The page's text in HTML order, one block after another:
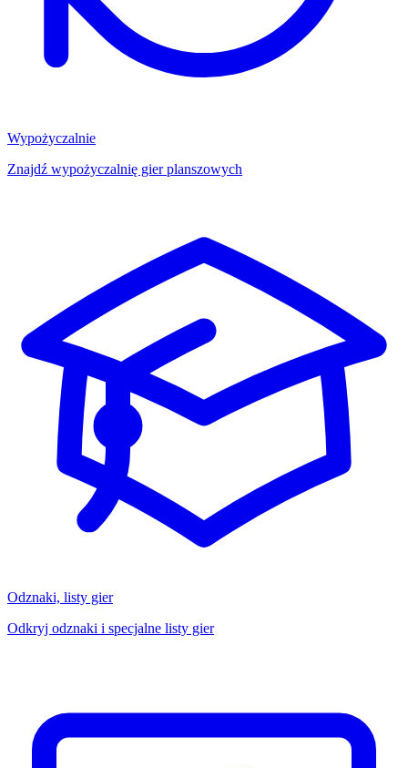
Wypożyczalnie
Znajdź wypożyczalnię gier planszowych
Odznaki, listy gier
Odkryj odznaki i specjalne listy gier